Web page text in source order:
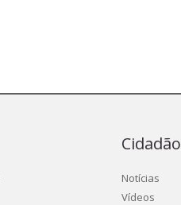
Cidadão
Notícias
Vídeos